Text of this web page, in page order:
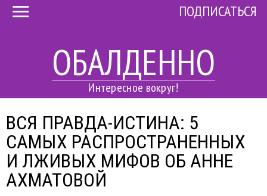
ОБАЛДЕННО
Интересное вокруг!
ПОДПИСАТЬСЯ
ВСЯ ПРАВДА-ИСТИНА: 5
САМЫХ РАСПРОСТРАНЕННЫХ
И ЛЖИВЫХ МИФОВ ОБ АННЕ
АХМАТОВОЙ